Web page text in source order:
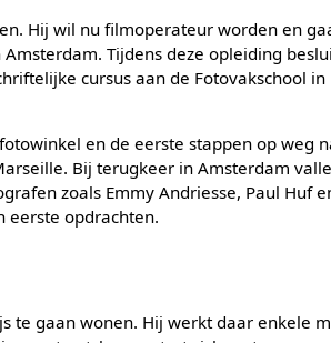
Hij wil nu filmoperateur worden en
Tijdens deze opleiding
cursus aan de Fotovakschool
en de eerste stappen op weg
Bij terugkeer in Amsterdam
zoals Emmy Andriesse, Paul Huf
eerste opdrachten.
te gaan wonen. Hij werkt daar enkele